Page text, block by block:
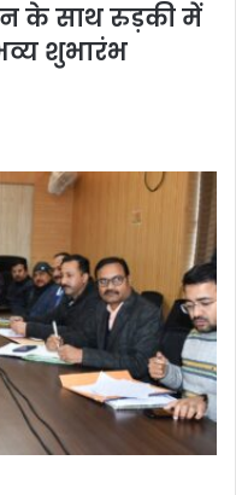
के साथ रुड़की में
शुभारंभ